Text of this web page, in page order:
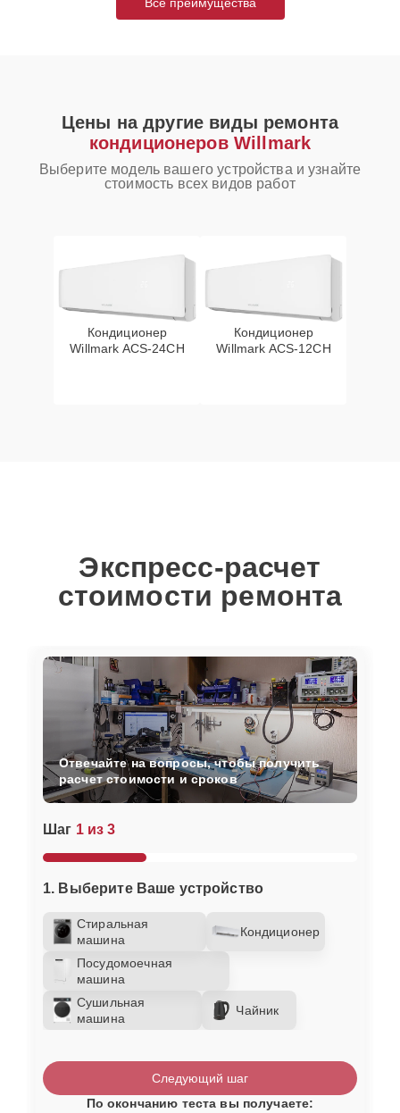
Цены на другие виды ремонта
кондиционеров Willmark
Выберите модель вашего устройства и узнайте
стоимость всех видов работ
Кондиционер
Willmark ACS-24CH
Кондиционер
Willmark ACS-12CH
Экспресс-расчет
стоимости ремонта
Шаг 1 из 3
1. Выберите Ваше устройство
Стиральная
машина
Кондиционер
Посудомоечная
машина
Сушильная
машина
Чайник
Отвечайте на вопросы, чтобы получить
расчет стоимости и сроков
Следующий шаг
По окончанию теста вы получаете: